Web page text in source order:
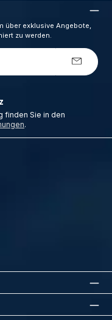
über exklusive Angebote,
zu werden.
.